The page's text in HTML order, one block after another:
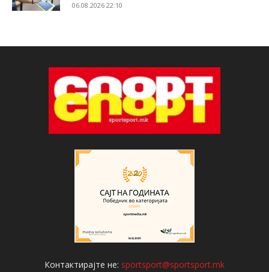
06.08.2026 22:10
Контактирајте не: sportsport@sportsport.mk